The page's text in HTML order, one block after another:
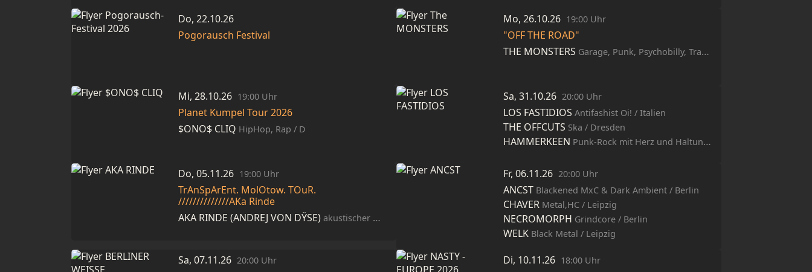
Do, 22.10.26
Pogorausch Festival
Mo, 26.10.26 19:00 Uhr
"OFF THE ROAD"
THE MONSTERS Garage, Punk, Psychobilly, Trash / CH
Mi, 28.10.26 19:00 Uhr
Planet Kumpel Tour 2026
$ONO$ CLIQ HipHop, Rap / D
Sa, 31.10.26 20:00 Uhr
LOS FASTIDIOS Antifashist Oi! / Italien
THE OFFCUTS Ska / Dresden
HAMMERKEEN Punk-Rock mit Herz und Haltung / Dresden
Do, 05.11.26 19:00 Uhr
TrAnSpArEnt. MolOtow. TOuR.
//////////////AKa Rinde
AKA RINDE (ANDREJ VON DŸSE) akustischer Molotowcocktail mit Haltung / Berlin
Fr, 06.11.26 20:00 Uhr
ANCST Blackened MxC & Dark Ambient / Berlin
CHAVER Metal,HC / Leipzig
NECROMORPH Grindcore / Berlin
WELK Black Metal / Leipzig
Sa, 07.11.26 20:00 Uhr Di, 10.11.26 18:00 Uhr